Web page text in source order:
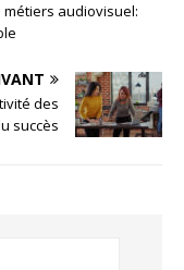
audiovisuel:
des
succès